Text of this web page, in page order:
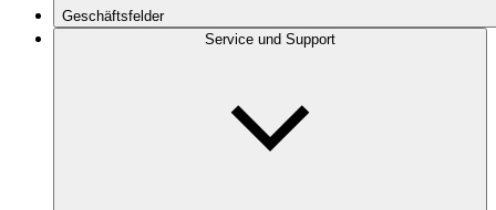
Geschäftsfelder
Service und Support